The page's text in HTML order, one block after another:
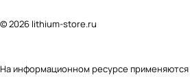
© 2026 lithium-store.ru
На информационном ресурсе применяются